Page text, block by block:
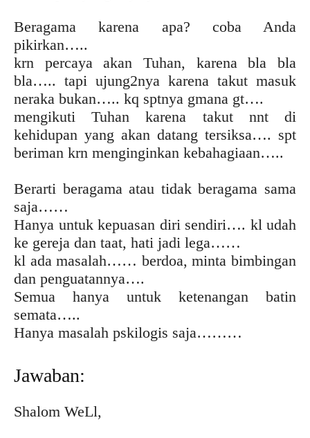
Beragama karena apa? coba Anda
pikirkan…..
krn percaya akan Tuhan, karena bla bla
bla….. tapi ujung2nya karena takut masuk
neraka bukan….. kq sptnya gmana gt….
mengikuti Tuhan karena takut nnt di
kehidupan yang akan datang tersiksa…. spt
beriman krn menginginkan kebahagiaan…..
Berarti beragama atau tidak beragama sama
saja……
Hanya untuk kepuasan diri sendiri…. kl udah
ke gereja dan taat, hati jadi lega……
kl ada masalah…… berdoa, minta bimbingan
dan penguatannya….
Semua hanya untuk ketenangan batin
semata…..
Hanya masalah pskilogis saja………
Jawaban:
Shalom WeLl,